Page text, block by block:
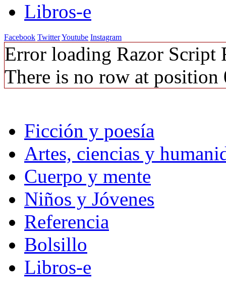
Libros-e
Facebook TwitterYoutube Instagram
Error loading Razor Script
There is no row at position
Ficción y poesía
Artes, ciencias y
Cuerpo y mente
Niños y Jóvenes
Referencia
Bolsillo
Libros-e